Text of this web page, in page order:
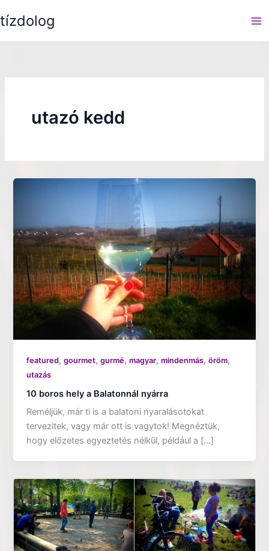
to
tízdolog
utazó kedd
featured,gourmet,gurmé,magyar,mindenmás,öröm,
utazás
10 boros hely a Balatonnál nyárra
Reméljük, már ti is a balatoni nyaralásotokat
tervezitek, vagy már ott is vagytok! Megnéztük,
hogy előzetes egyeztetés nélkül, például a […]